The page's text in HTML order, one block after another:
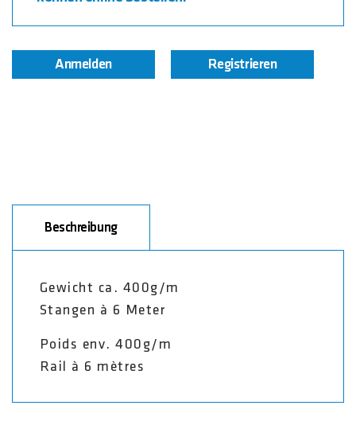
Anmelden Registrieren
Beschreibung
Gewicht ca. 400g/m
Stangen à 6 Meter
Poids env. 400g/m
Rail à 6 mètres